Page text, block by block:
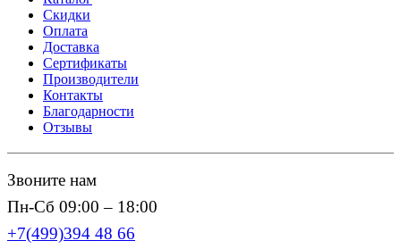
Скидки
Оплата
Доставка
Сертификаты
Производители
Контакты
Благодарности
Отзывы
Звоните нам
Пн-Сб 09:00 – 18:00
+7(499)394 48 66